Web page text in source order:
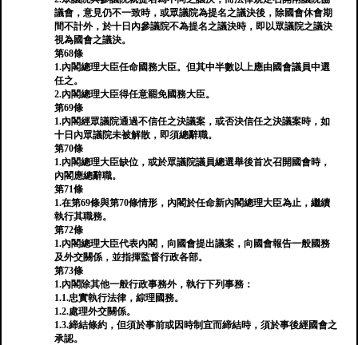
議會，意見仍不一致時，或眾議院為提名之議決後，除國會休會期
間不計外，於十日內參議院不為提名之議決時，即以眾議院之議決
視為國會之議決。
第68條
1.內閣總理大臣任命國務大臣。但其中半數以上應由國會議員中選
任之。
2.內閣總理大臣得任意罷免國務大臣。
第69條
1.內閣經眾議院通過不信任之決議案，或否決信任之決議案時，如
十日內眾議院未被解散，即須總辭職。
第70條
1.內閣總理大臣缺位，或於眾議院議員總選舉後首次召開國會時，
內閣應總辭職。
第71條
1.在第69條與第70條情形，內閣於任命新內閣總理大臣為止，繼續
執行其職務。
第72條
1.內閣總理大臣代表內閣，向國會提出議案，向國會報告一般國務
及外交關係，並指揮監督行政各部。
第73條
1.內閣除其他一般行政事務外，執行下列事務：
1.1.忠實執行法律，綜理國務。
1.2.處理外交關係。
1.3.締結條約，但須於事前或因時制宜而締結時，須於事後經國會之
承認。